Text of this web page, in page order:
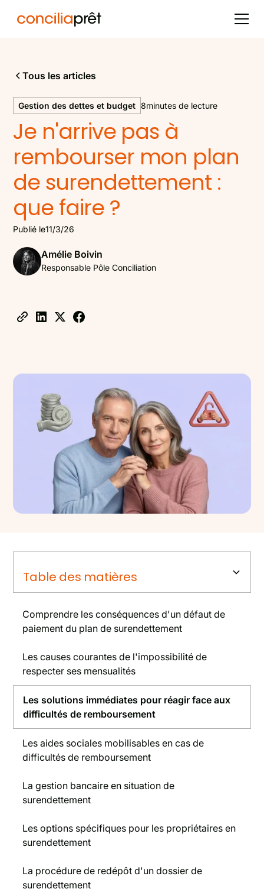
Tous les articles
Gestion des dettes et budget 8minutes de lecture
Je n'arrive pas à
rembourser mon plan
de surendettement :
que faire ?
Publié le11/3/26
Amélie Boivin
Responsable Pôle Conciliation
Table des matières
Comprendre les conséquences d'un défaut de
paiement du plan de surendettement
Les causes courantes de l'impossibilité de
respecter ses mensualités
Les solutions immédiates pour réagir face aux
difficultés de remboursement
Les aides sociales mobilisables en cas de
difficultés de remboursement
La gestion bancaire en situation de
surendettement
Les options spécifiques pour les propriétaires en
surendettement
La procédure de redépôt d'un dossier de
surendettement